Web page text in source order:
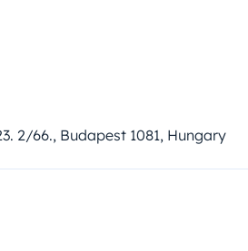
2/66., Budapest 1081, Hungary